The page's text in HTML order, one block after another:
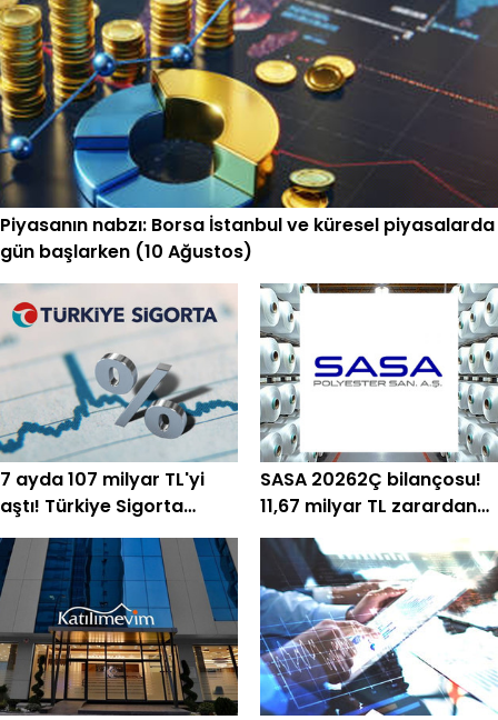
Piyasanın nabzı: Borsa İstanbul ve küresel piyasalarda
gün başlarken (10 Ağustos)
7 ayda 107 milyar TL'yi
aştı! Türkiye Sigorta
temmuz sonu prim
üretimini açıkladı
SASA 20262Ç bilançosu!
11,67 milyar TL zarardan
492 milyon TL kâra